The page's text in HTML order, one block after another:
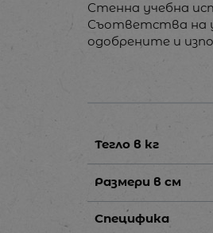
Стенна учебна
Съответства на
одобрените и
Тегло в кг
Размери в см
Специфика